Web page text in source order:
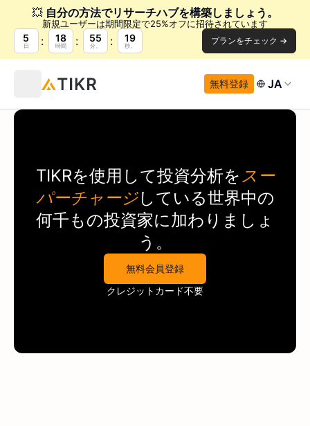
💥 自分の方法でリサーチハブを構築しましょう。
新規ユーザーは期間限定で25%オフに招待されています
5
日
18
時間
55
分。
19
秒。 プランをチェック →
無料登録 JA
TIKRを使用して投資分析をスー
パーチャージしている世界中の
何千もの投資家に加わりましょ
う。
無料会員登録
クレジットカード不要